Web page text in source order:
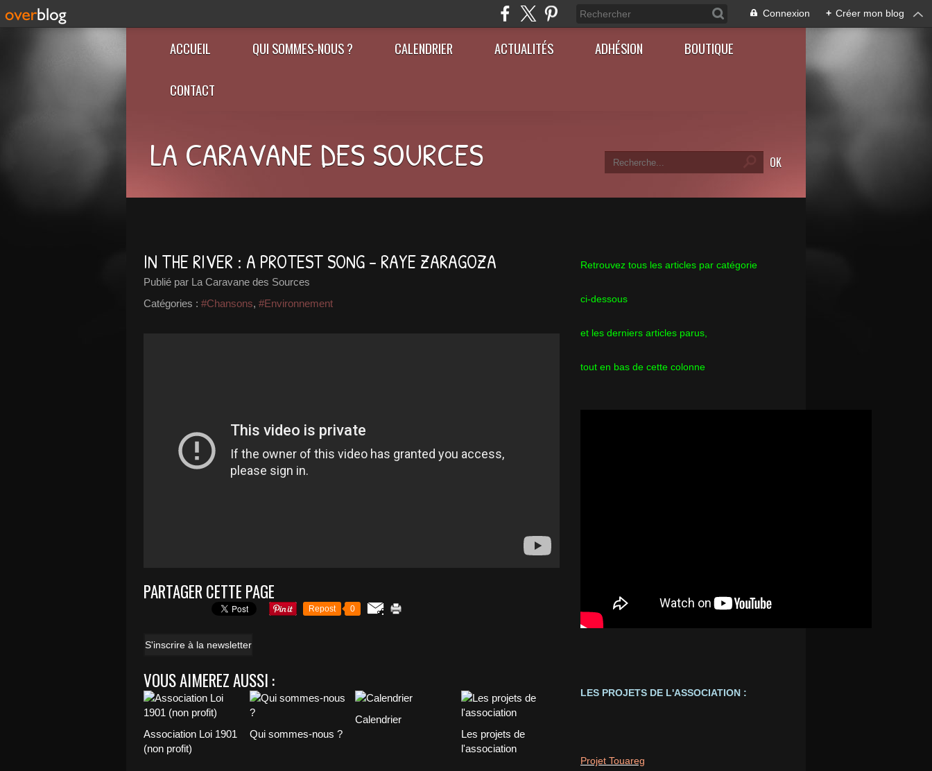
Connexion + Créer mon blog
ACCUEIL QUI SOMMES-NOUS ? CALENDRIER ACTUALITÉS ADHÉSION BOUTIQUE
CONTACT
LA CARAVANE DES SOURCES
IN THE RIVER : A PROTEST SONG - RAYE ZARAGOZA
Publié par La Caravane des Sources
Catégories : #Chansons, #Environnement
PARTAGER CETTE PAGE
Repost 0
S'inscrire à la newsletter
VOUS AIMEREZ AUSSI :
Association Loi 1901
(non profit)
Qui sommes-nous ?
Calendrier
Les projets de
l'association
Retrouvez tous les articles par catégorie
ci-dessous
et les derniers articles parus,
tout en bas de cette colonne
LES PROJETS DE L'ASSOCIATION :
Projet Touareg